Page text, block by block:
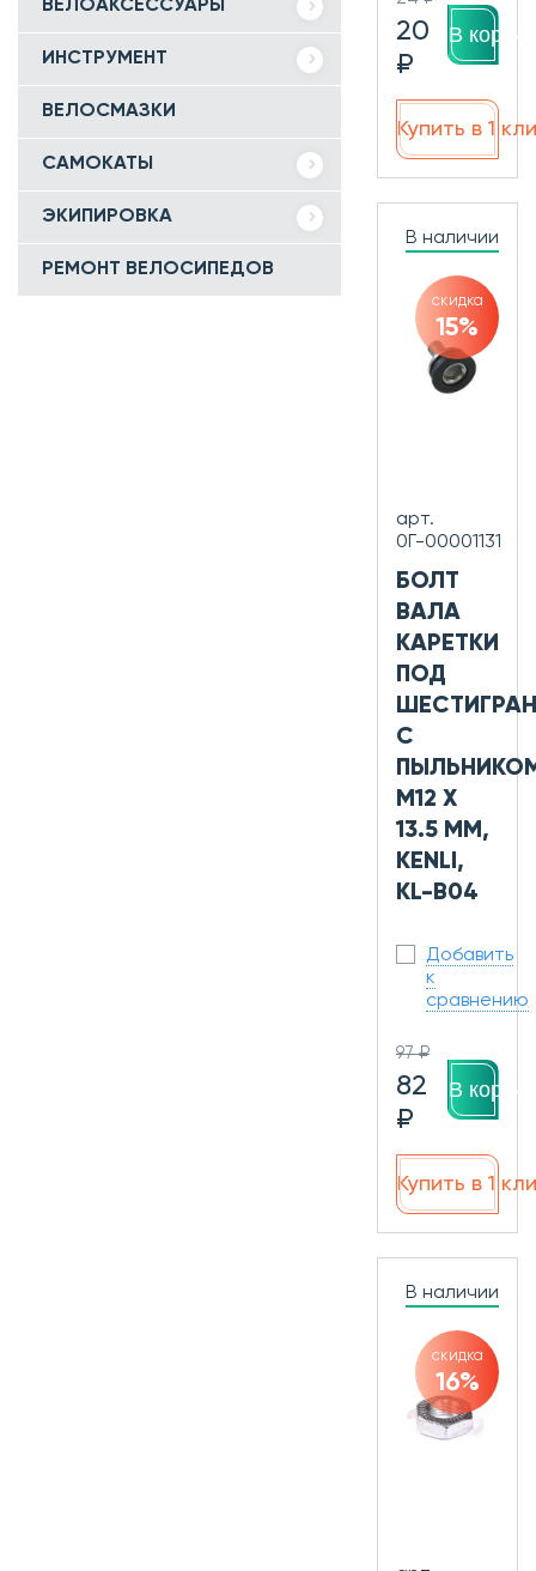
ВЕЛОАКСЕССУАРЫ
ИНСТРУМЕНТ
ВЕЛОСМАЗКИ
САМОКАТЫ
ЭКИПИРОВКА
РЕМОНТ ВЕЛОСИПЕДОВ
20
₽
В
Купить в 1
В наличии
скидка
15%
арт.
0Г-00001131
БОЛТ
ВАЛА
КАРЕТКИ
ПОД
С
M12 X
13.5 ММ,
KENLI,
KL-B04
Добавить
к
сравнению
97 ₽
82
₽
В
Купить в 1
В наличии
скидка
16%